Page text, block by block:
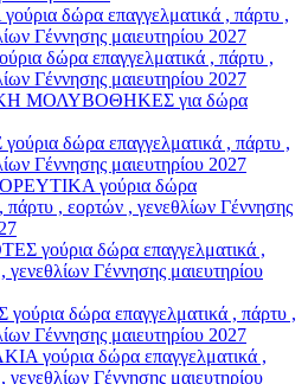
δώρα επαγγελματικά , πάρτυ ,
Γέννησης μαιευτηρίου 2027
δώρα επαγγελματικά , πάρτυ ,
Γέννησης μαιευτηρίου 2027
ΜΟΛΥΒΟΘΗΚΕΣ για δώρα
δώρα επαγγελματικά , πάρτυ ,
Γέννησης μαιευτηρίου 2027
γούρια δώρα
πάρτυ , εορτών , γενεθλίων Γέννησης
γούρια δώρα επαγγελματικά ,
Γέννησης μαιευτηρίου
δώρα επαγγελματικά , πάρτυ ,
Γέννησης μαιευτηρίου 2027
γούρια δώρα επαγγελματικά ,
Γέννησης μαιευτηρίου